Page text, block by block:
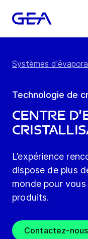
Systèmes
Technologie de
Centre
L’expérience
dispose de plus
monde pour
produits.
Contactez-nous